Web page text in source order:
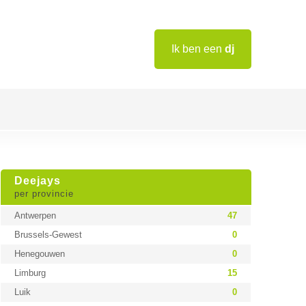
Ik ben een dj
Deejays
per provincie
Antwerpen
47
Brussels-Gewest
0
Henegouwen
0
Limburg
15
Luik
0